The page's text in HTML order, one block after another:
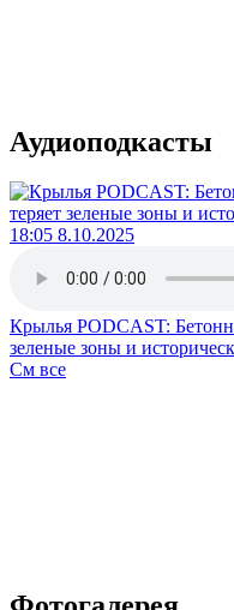
Аудиоподкасты
18:05 8.10.2025
Крылья PODCAST:
зеленые зоны и
См все